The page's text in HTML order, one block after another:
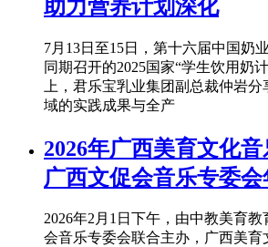
助力营养计划深化
7月13日至15日，第十六届中国奶
同期召开的2025国家“学生饮用奶
上，君乐宝乳业集团副总裁仲岩
域的实践成果与全产
2026年广西美育文化
广西文促会音乐专委
2026年2月1日下午，由中教美育
会音乐专委会联合主办，广西美育